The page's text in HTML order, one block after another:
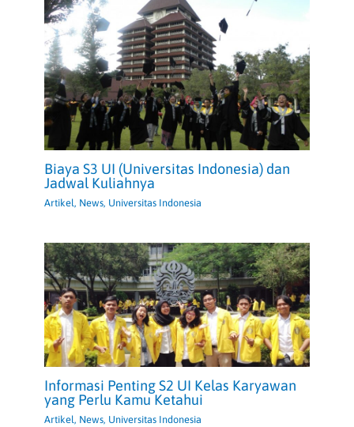
Biaya S3 UI (Universitas Indonesia) dan
Jadwal Kuliahnya
Artikel, News, Universitas Indonesia
Informasi Penting S2 UI Kelas Karyawan
yang Perlu Kamu Ketahui
Artikel, News, Universitas Indonesia